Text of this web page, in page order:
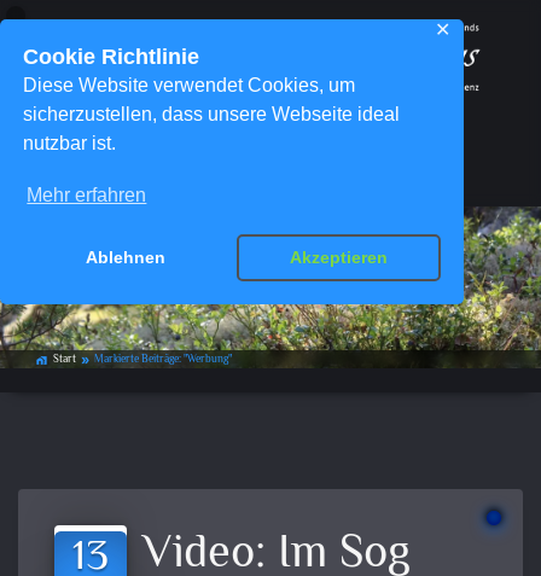
Cookie Richtlinie
Diese Website verwendet Cookies, um
sicherzustellen, dass unsere Webseite ideal
nutzbar ist.
Mehr erfahren
Ablehnen Akzeptieren
✕
Schlagwort-Archiv:Werbung
home_work Start double_arrow Markierte Beiträge: "Werbung"
13 Video: Im Sog